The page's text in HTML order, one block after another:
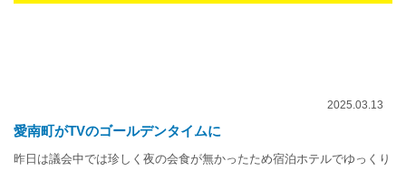
2025.03.13
愛南町がTVのゴールデンタイムに
昨日は議会中では珍しく夜の会食が無かったため宿泊ホテルでゆっくり